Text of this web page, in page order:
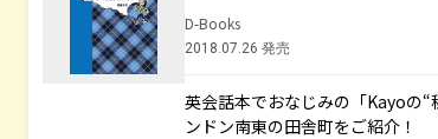
D-Books
2018.07.26 発売
英会話本でおなじみの「Kayoの
ンドン南東の田舎町をご紹介！